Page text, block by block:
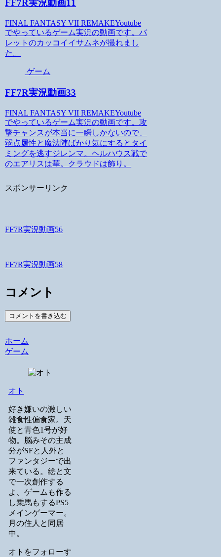
FF7R実況動画11
FINAL FANTASY VII REMAKEYoutube
でやっているゲーム実況の動画です。バ
レットのカッコイイサムネが撮れまし
た。
ゲーム
FF7R実況動画33
FINAL FANTASY VII REMAKEYoutube
でやっているゲーム実況の動画です。攻
撃チャンスが本当に一瞬しかないので、
弱点属性と魔法陣ばかり気にするとタイ
ミングを逃すジレンマ。ヘルハウス戦で
のエアリスは華。クラウドは飾り。
スポンサーリンク
FF7R実況動画56
FF7R実況動画58
コメント
コメントを書き込む
ホーム
ゲーム
オト
好き嫌いの激しい
雑食性偏食家。天
使と青色1号が好
物。脳みその主成
分がSFと人外と
ファンタジーで出
来ている。絵と文
で一次創作する
よ、ゲームも作る
し乗馬もするPS5
メインゲーマー。
月の住人と同居
中。
オトをフォローす